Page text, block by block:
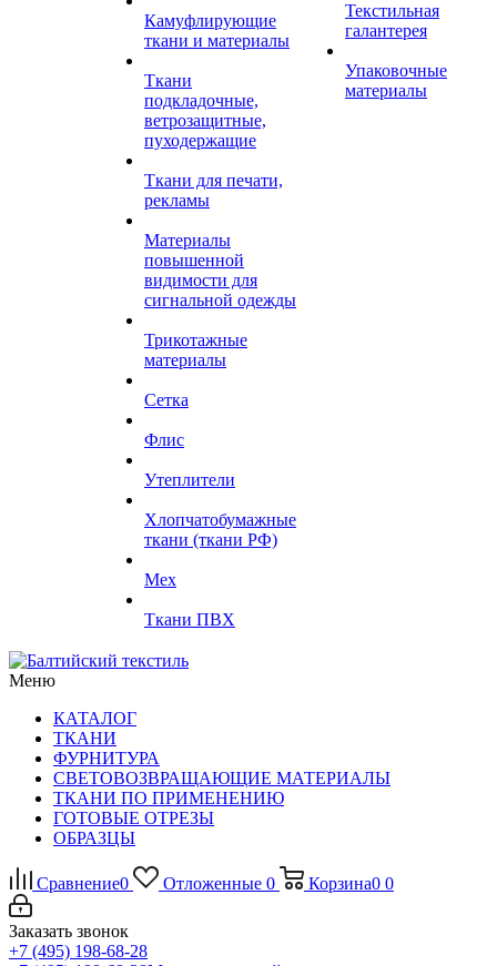
Камуфлирующие
ткани и материалы
Ткани
подкладочные,
ветрозащитные,
пуходержащие
Ткани для печати,
рекламы
Материалы
повышенной
видимости для
сигнальной одежды
Трикотажные
материалы
Сетка
Флис
Утеплители
Хлопчатобумажные
ткани (ткани РФ)
Мех
Ткани ПВХ
Текстильная
галантерея
Упаковочные
материалы
Меню
КАТАЛОГ
ТКАНИ
ФУРНИТУРА
СВЕТОВОЗВРАЩАЮЩИЕ МАТЕРИАЛЫ
ТКАНИ ПО ПРИМЕНЕНИЮ
ГОТОВЫЕ ОТРЕЗЫ
ОБРАЗЦЫ
Сравнение0 Отложенные 0 Корзина0 0
Заказать звонок
+7 (495) 198-68-28